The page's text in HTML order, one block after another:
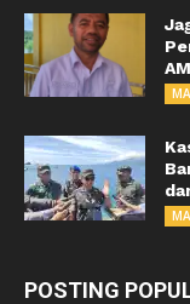
POSTING